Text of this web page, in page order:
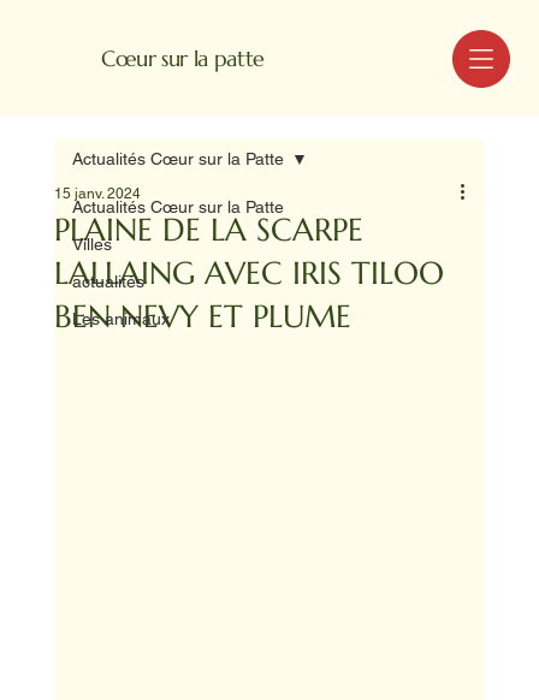
Cœur sur la patte MENU
Actualités Cœur sur la Patte
Villes
actualités
Les animaux
Actualités Cœur sur la Patte
PLAINE DE LA SCARPE
LALLAING AVEC IRIS TILOO
BEN NEVY ET PLUME
15 janv. 2024